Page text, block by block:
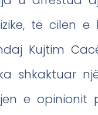
të cilën
Kujtim
shkaktuar
e opinionit